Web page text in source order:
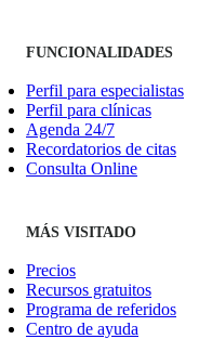
FUNCIONALIDADES
Perfil para especialistas
Perfil para clínicas
Agenda 24/7
Recordatorios de citas
Consulta Online
MÁS VISITADO
Precios
Recursos gratuitos
Programa de referidos
Centro de ayuda